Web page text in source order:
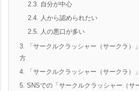
2.3. 自分が中心
2.4. 人から認められたい
2.5. 人の悪口が多い
3. 「サークルクラッシャー（サークラ）
方
4. 「サークルクラッシャー（サークラ）
5. SNSでの「サークルクラッシャー（サ